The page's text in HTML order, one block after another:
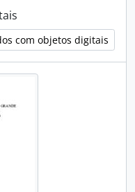
com objetos digitais